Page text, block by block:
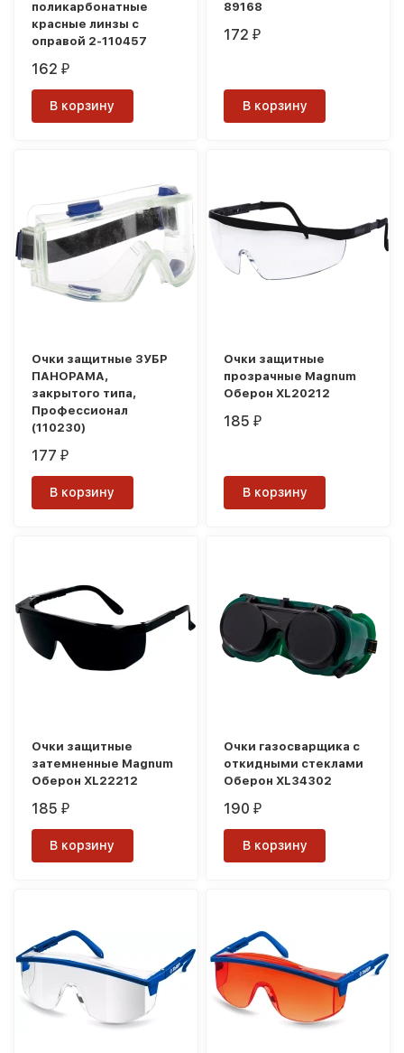
поликарбонатные
красные линзы с
оправой 2-110457
162₽
В корзину
89168
172₽
В корзину
Очки защитные ЗУБР
ПАНОРАМА,
закрытого типа,
Профессионал
(110230)
177₽
В корзину
Очки защитные
прозрачные Magnum
Оберон XL20212
185₽
В корзину
Очки защитные
затемненные Magnum
Оберон XL22212
185₽
В корзину
Очки газосварщика с
откидными стеклами
Оберон XL34302
190₽
В корзину